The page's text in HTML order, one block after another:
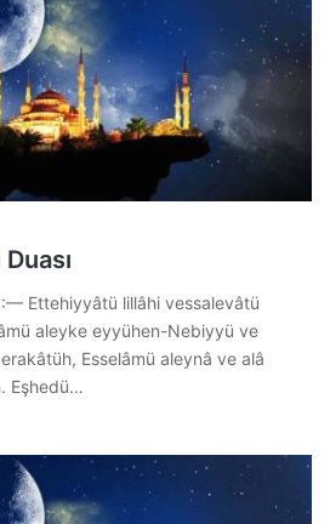
Ettehiyyâtü lillâhi vessalevâtü
aleyke eyyühen-Nebiyyü ve
Esselâmü aleynâ ve alâ
Eşhedü…